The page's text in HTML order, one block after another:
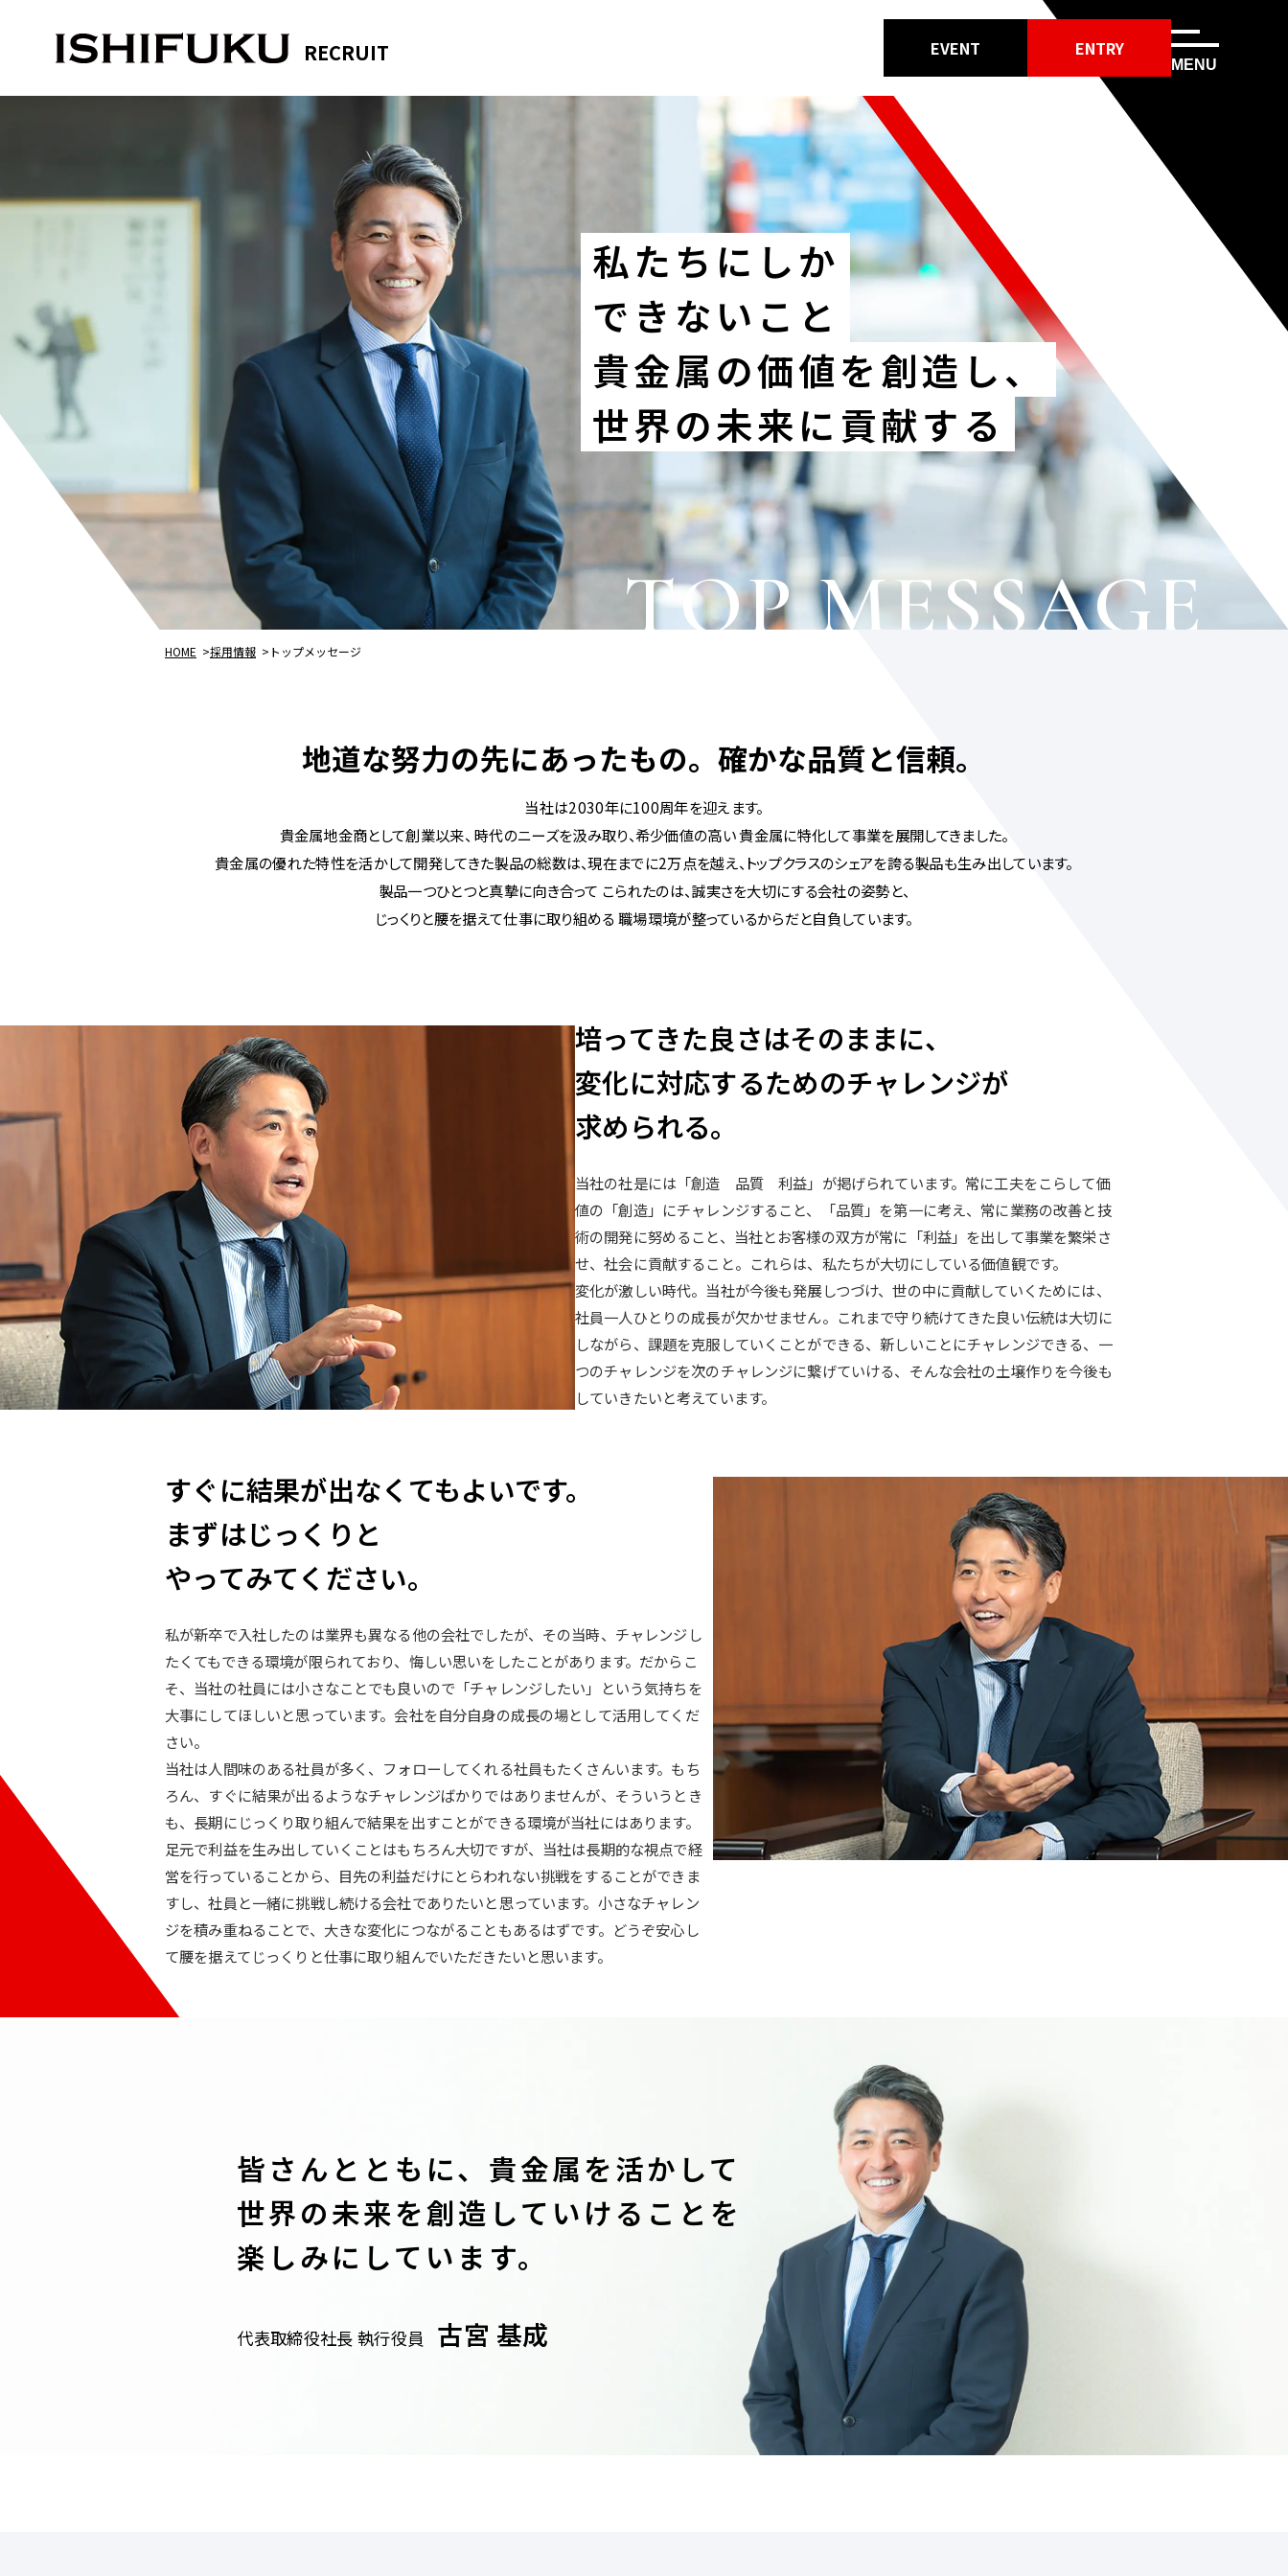
RECRUIT EVENT ENTRY
MENU
私たちにしか
できないこと
貴金属の価値を創造し、
世界の未来に貢献する
HOME 採用情報 トップメッセージ
地道な努力の先にあったもの。確かな品質と信頼。
当社は2030年に100周年を迎えます。
貴金属地金商として創業以来、 時代のニーズを汲み取り、希少価値の高い貴金属に特化して事業を展開してきました。
貴金属の優れた特性を活かして開発してきた製品の総数は、現在までに2万点を越え、 トップクラスのシェアを誇る製品も生み出しています。
製品一つひとつと真摯に向き合って こられたのは、誠実さを大切にする会社の姿勢と、
じっくりと腰を据えて仕事に取り組める職場環境が整っているからだと自負しています。
培ってきた良さはそのままに、
変化に対応するためのチャレンジが
求められる。
当社の社是には「創造 品質 利益」が掲げられています。常に工夫をこらして価
値の「創造」にチャレンジすること、「品質」を第一に考え、常に業務の改善と技
術の開発に努めること、当社とお客様の双方が常に「利益」を出して事業を繁栄さ
せ、社会に貢献すること。これらは、私たちが大切にしている価値観です。
変化が激しい時代。当社が今後も発展しつづけ、世の中に貢献していくためには、
社員一人ひとりの成長が欠かせません。これまで守り続けてきた良い伝統は大切に
しながら、課題を克服していくことができる、新しいことにチャレンジできる、一
つのチャレンジを次のチャレンジに繋げていける、そんな会社の土壌作りを今後も
していきたいと考えています。
すぐに結果が出なくてもよいです。
まずはじっくりと
やってみてください。
私が新卒で入社したのは業界も異なる他の会社でしたが、その当時、チャレンジし
たくてもできる環境が限られており、悔しい思いをしたことがあります。だからこ
そ、当社の社員には小さなことでも良いので「チャレンジしたい」という気持ちを
大事にしてほしいと思っています。会社を自分自身の成長の場として活用してくだ
さい。
当社は人間味のある社員が多く、フォローしてくれる社員もたくさんいます。もち
ろん、すぐに結果が出るようなチャレンジばかりではありませんが、そういうとき
も、長期にじっくり取り組んで結果を出すことができる環境が当社にはあります。
足元で利益を生み出していくことはもちろん大切ですが、当社は長期的な視点で経
営を行っていることから、目先の利益だけにとらわれない挑戦をすることができま
すし、社員と一緒に挑戦し続ける会社でありたいと思っています。小さなチャレン
ジを積み重ねることで、大きな変化につながることもあるはずです。どうぞ安心し
て腰を据えてじっくりと仕事に取り組んでいただきたいと思います。
皆さんとともに、 貴金属を活かして
世界の未来を創造していける ことを
楽しみに しています。
代表取締役社長 執行役員 古宮 基成